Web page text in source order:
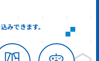
みできます。